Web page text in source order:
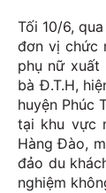
Tối 10/6,
đơn vị chức
phụ nữ
bà Đ.T.H,
huyện Phúc
tại khu vực
Hàng Đào,
đảo du
nghiệm